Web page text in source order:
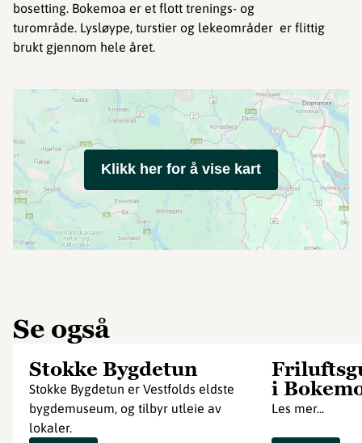
bosetting. Bokemoa er et flott trenings- og
turområde. Lysløype, turstier og lekeområder er flittig
brukt gjennom hele året.
Klikk her for å vise kart
Se også
Stokke Bygdetun
Stokke Bygdetun er Vestfolds eldste
bygdemuseum, og tilbyr utleie av
lokaler.
i
Les mer...